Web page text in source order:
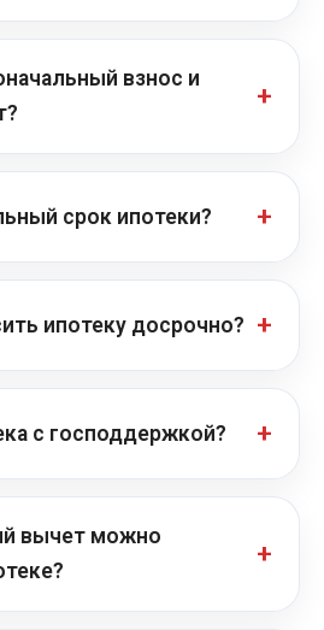
взнос и
срок ипотеки?
ипотеку досрочно?
с господдержкой?
вычет можно